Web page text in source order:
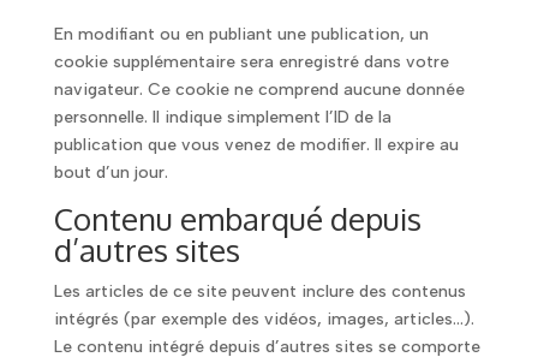
En modifiant ou en publiant une publication, un
cookie supplémentaire sera enregistré dans votre
navigateur. Ce cookie ne comprend aucune donnée
personnelle. Il indique simplement l’ID de la
publication que vous venez de modifier. Il expire au
bout d’un jour.
Contenu embarqué depuis
d’autres sites
Les articles de ce site peuvent inclure des contenus
intégrés (par exemple des vidéos, images, articles…).
Le contenu intégré depuis d’autres sites se comporte